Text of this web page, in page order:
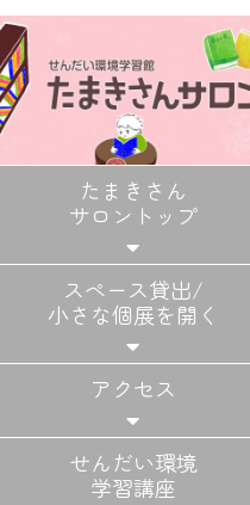
たまきさん
サロントップ
スペース貸出/
小さな個展を開く
アクセス
せんだい環境
学習講座